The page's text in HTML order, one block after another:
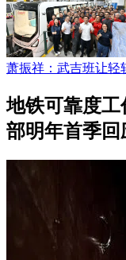
萧振祥：武吉班让轻
地铁可靠度工
部明年首季回